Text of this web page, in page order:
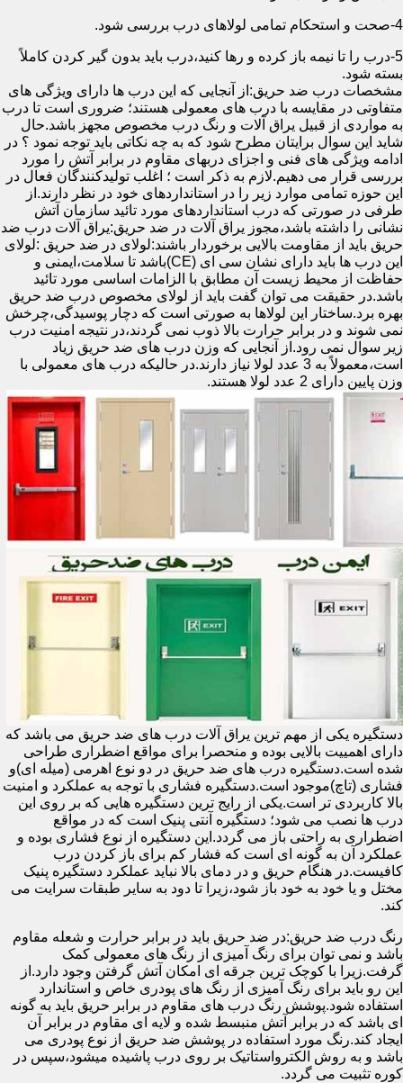
4-صحت و استحکام تمامی لولاهای درب بررسی شود.
5-درب را تا نیمه باز کرده و رها کنید،درب باید بدون گیر کردن کاملاً
بسته شود.
مشخصات درب ضد حریق:از آنجایی که این درب ها دارای ویژگی های
متفاوتی در مقایسه با درب های معمولی هستند؛ ضروری است تا درب
به مواردی از قبیل یراق آلات و رنگ درب مخصوص مجهز باشد.حال
شاید این سوال برایتان مطرح شود که به چه نکاتی باید توجه نمود ؟ در
ادامه ویژگی های فنی و اجزای دربهای مقاوم در برابر آتش را مورد
بررسی قرار می دهیم.لازم به ذکر است ؛ اغلب تولیدکنندگان فعال در
این حوزه تمامی موارد زیر را در استانداردهای خود در نظر دارند.از
طرفی در صورتی که درب استانداردهای مورد تائید سازمان آتش
نشانی را داشته باشد،مجوز یراق آلات در ضد حریق:یراق آلات درب ضد
حریق باید از مقاومت بالایی برخوردار باشند:لولای در ضد حریق :لولای
این درب ها باید دارای نشان سی ای (CE)باشد تا سلامت،ایمنی و
حفاظت از محیط زیست آن مطابق با الزامات اساسی مورد تائید
باشد.در حقیقت می توان گفت باید از لولای مخصوص درب ضد حریق
بهره برد.ساختار این لولاها به صورتی است که دچار پوسیدگی،چرخش
نمی شوند و در برابر حرارت بالا ذوب نمی گردند،در نتیجه امنیت درب
زیر سوال نمی رود.از آنجایی که وزن درب های ضد حریق زیاد
است،معمولاً به 3 عدد لولا نیاز دارند.در حالیکه درب های معمولی با
وزن پایین دارای 2 عدد لولا هستند.
دستگیره یکی از مهم ترین یراق آلات درب های ضد حریق می باشد که
دارای اهمییت بالایی بوده و منحصرا برای مواقع اضطراری طراحی
شده است.دستگیره درب های ضد حریق در دو نوع اهرمی (میله ای)و
فشاری (تاچ)موجود است.دستگیره فشاری با توجه به عملکرد و امنیت
بالا کاربردی تر است.یکی از رایج ترین دستگیره هایی که بر روی این
درب ها نصب می شود؛ دستگیره آنتی پنیک است که در مواقع
اضطراری به راحتی باز می گردد.این دستگیره از نوع فشاری بوده و
عملکرد آن به گونه ای است که فشار کم برای باز کردن درب
کافیست.در هنگام حریق و در دمای بالا نباید عملکرد دستگیره پنیک
مختل و یا خود به خود باز شود،زیرا تا دود به سایر طبقات سرایت می
کند.
رنگ درب ضد حریق:در ضد حریق باید در برابر حرارت و شعله مقاوم
باشد و نمی توان برای رنگ آمیزی از رنگ های معمولی کمک
گرفت.زیرا با کوچک ترین جرقه ای امکان آتش گرفتن وجود دارد.از
این رو باید برای رنگ آمیزی از رنگ های پودری خاص و استاندارد
استفاده شود.پوشش رنگ درب های مقاوم در برابر حریق باید به گونه
ای باشد که در برابر آتش منبسط شده و لایه ای مقاوم در برابر آن
ایجاد کند.رنگ مورد استفاده در پوشش ضد حریق از نوع پودری می
باشد و به روش الکترواستاتیک بر روی درب پاشیده میشود،سپس در
کوره تثبیت می گردد.